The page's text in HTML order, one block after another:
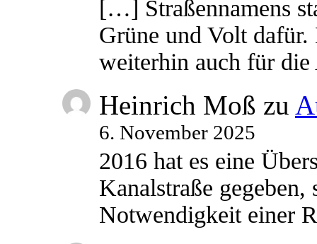
[…] Straßennamens
Grüne und Volt
weiterhin auch für
Heinrich Moß zu
6. November 2025
2016 hat es eine
Kanalstraße
Notwendigkeit einer